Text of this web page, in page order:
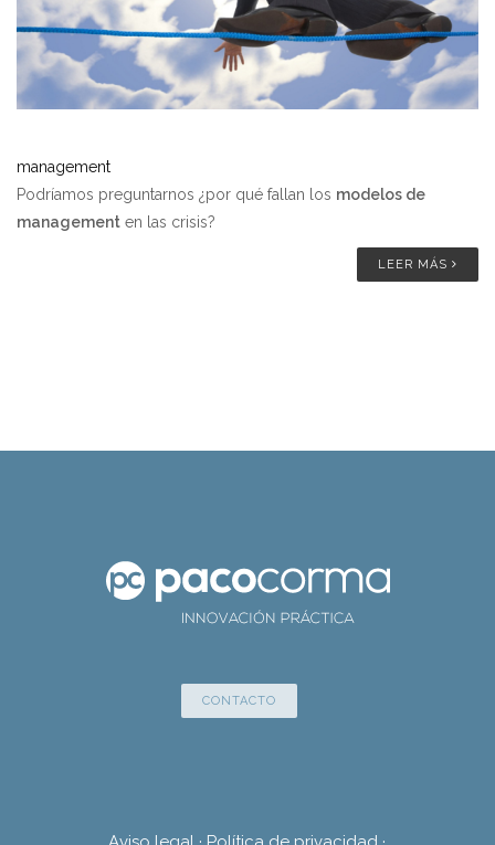
management
Podríamos preguntarnos ¿por qué fallan los modelos de
management en las crisis?
LEER MÁS
CONTACTO